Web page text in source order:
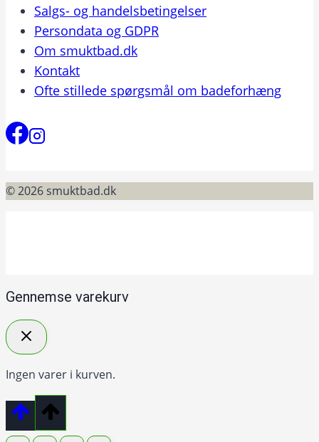
Salgs- og handelsbetingelser
Persondata og GDPR
Om smuktbad.dk
Kontakt
Ofte stillede spørgsmål om badeforhæng
© 2026 smuktbad.dk
Gennemse varekurv
Ingen varer i kurven.